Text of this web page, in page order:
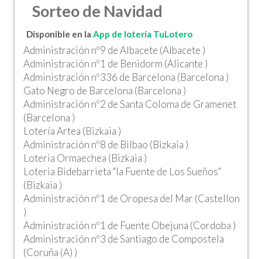
Sorteo de Navidad
Disponible en la App de lotería TuLotero
Administración nº9 de Albacete (Albacete )
Administración nº1 de Benidorm (Alicante )
Administración nº336 de Barcelona (Barcelona )
Gato Negro de Barcelona (Barcelona )
Administración nº2 de Santa Coloma de Gramenet
(Barcelona )
Lotería Artea (Bizkaia )
Administración nº8 de Bilbao (Bizkaia )
Loteria Ormaechea (Bizkaia )
Loteria Bidebarrieta "la Fuente de Los Sueños"
(Bizkaia )
Administración nº1 de Oropesa del Mar (Castellon
)
Administración nº1 de Fuente Obejuna (Cordoba )
Administración nº3 de Santiago de Compostela
(Coruña (A) )